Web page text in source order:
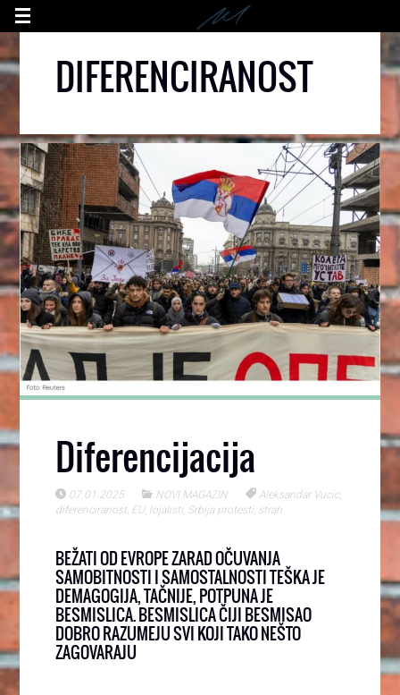
DIFERENCIRANOST
Diferencijacija
07.01.2025 NOVI MAGAZIN Aleksandar Vucic,
diferenciranost, EU, lojalisti, Srbija protesti, strah
BEŽATI OD EVROPE ZARAD OČUVANJA
SAMOBITNOSTI I SAMOSTALNOSTI TEŠKA JE
DEMAGOGIJA, TAČNIJE, POTPUNA JE
BESMISLICA. BESMISLICA ČIJI BESMISAO
DOBRO RAZUMEJU SVI KOJI TAKO NEŠTO
ZAGOVARAJU